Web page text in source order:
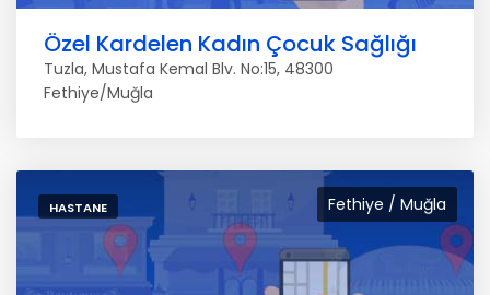
Özel Kardelen Kadın Çocuk Sağlığı
Tuzla, Mustafa Kemal Blv. No:15, 48300
Fethiye/Muğla
Fethiye / Muğla
HASTANE